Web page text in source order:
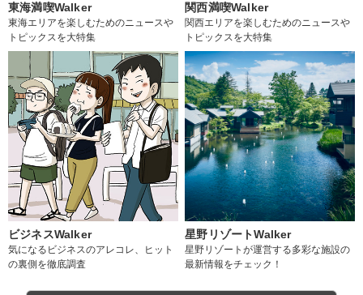
東海満喫Walker
東海エリアを楽しむためのニュースや
トピックスを大特集
関西満喫Walker
関西エリアを楽しむためのニュースや
トピックスを大特集
ビジネスWalker
気になるビジネスのアレコレ、ヒット
の裏側を徹底調査
星野リゾートWalker
星野リゾートが運営する多彩な施設の
最新情報をチェック！